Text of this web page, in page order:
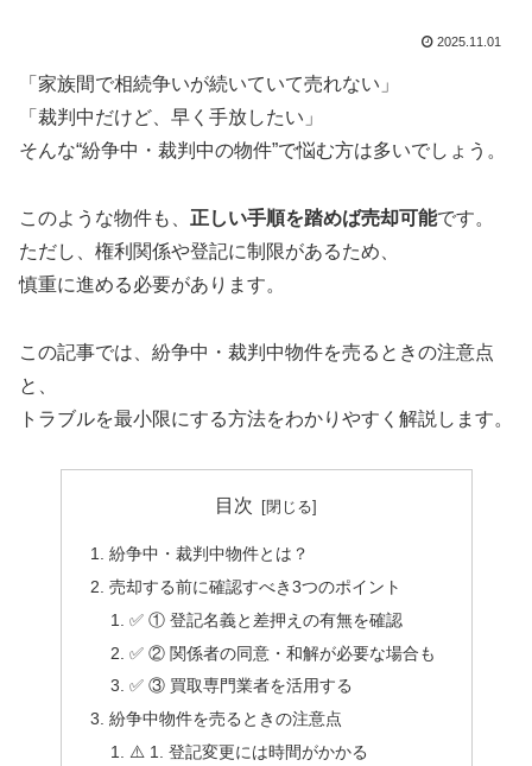
2025.11.01
「家族間で相続争いが続いていて売れない」
「裁判中だけど、早く手放したい」
そんな“紛争中・裁判中の物件”で悩む方は多いでしょう。
このような物件も、 正しい手順を踏めば売却可能です。
ただし、権利関係や登記に制限があるため、
慎重に進める必要があります。
この記事では、紛争中・裁判中物件を売るときの注意点
と、
トラブルを最小限にする方法をわかりやすく解説します。
目次
紛争中・裁判中物件とは？
売却する前に確認すべき3つのポイント
✅ ① 登記名義と差押えの有無を確認
✅ ② 関係者の同意・和解が必要な場合も
✅ ③ 買取専門業者を活用する
紛争中物件を売るときの注意点
⚠️ 1. 登記変更には時間がかかる